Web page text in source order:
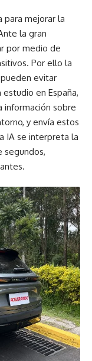
para mejorar la
la gran
por medio de
Por ello la
evitar
en España,
información sobre
y envía estos
IA se interpreta la
segundos,